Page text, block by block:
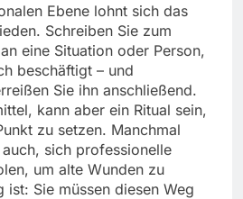
Ebene lohnt sich das
Schreiben Sie zum
eine Situation oder Person,
beschäftigt – und
Sie ihn anschließend.
kann aber ein Ritual sein,
zu setzen. Manchmal
sich professionelle
um alte Wunden zu
Sie müssen diesen Weg